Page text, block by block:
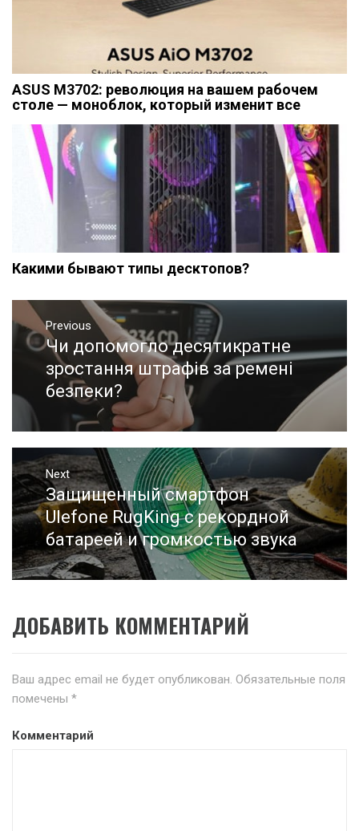
ASUS M3702: революция на вашем рабочем
столе — моноблок, который изменит все
Какими бывают типы десктопов?
Навигация
по
записям
Previous
Previous
post:
Чи допомогло десятикратне
зростання штрафів за ремені
безпеки?
Next
Next
post:
Защищенный смартфон
Ulefone RugKing с рекордной
батареей и громкостью звука
ДОБАВИТЬ КОММЕНТАРИЙ
Ваш адрес email не будет опубликован. Обязательные поля
помечены *
Комментарий